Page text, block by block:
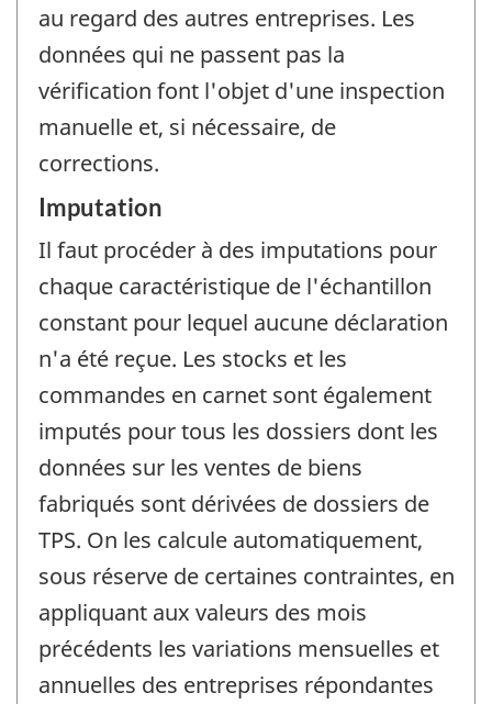
au regard des autres entreprises. Les
données qui ne passent pas la
vérification font l'objet d'une inspection
manuelle et, si nécessaire, de
corrections.
Imputation
Il faut procéder à des imputations pour
chaque caractéristique de l'échantillon
constant pour lequel aucune déclaration
n'a été reçue. Les stocks et les
commandes en carnet sont également
imputés pour tous les dossiers dont les
données sur les ventes de biens
fabriqués sont dérivées de dossiers de
TPS. On les calcule automatiquement,
sous réserve de certaines contraintes, en
appliquant aux valeurs des mois
précédents les variations mensuelles et
annuelles des entreprises répondantes